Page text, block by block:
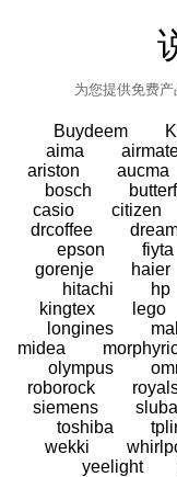
为您提供免费产
Buydeem
aima
ariston
aucma
bosch
casio
citizen
drcoffee
epson
fiyta
gorenje
haier
hitachi
hp
kingtex
lego
longines
midea
olympus
roborock
siemens
toshiba
wekki
yeelight